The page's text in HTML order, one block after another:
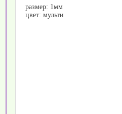
размер: 1мм
цвет: мульти